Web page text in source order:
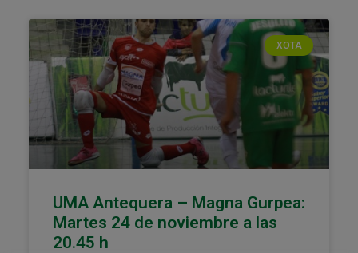
XOTA
UMA Antequera – Magna Gurpea:
Martes 24 de noviembre a las
20.45 h